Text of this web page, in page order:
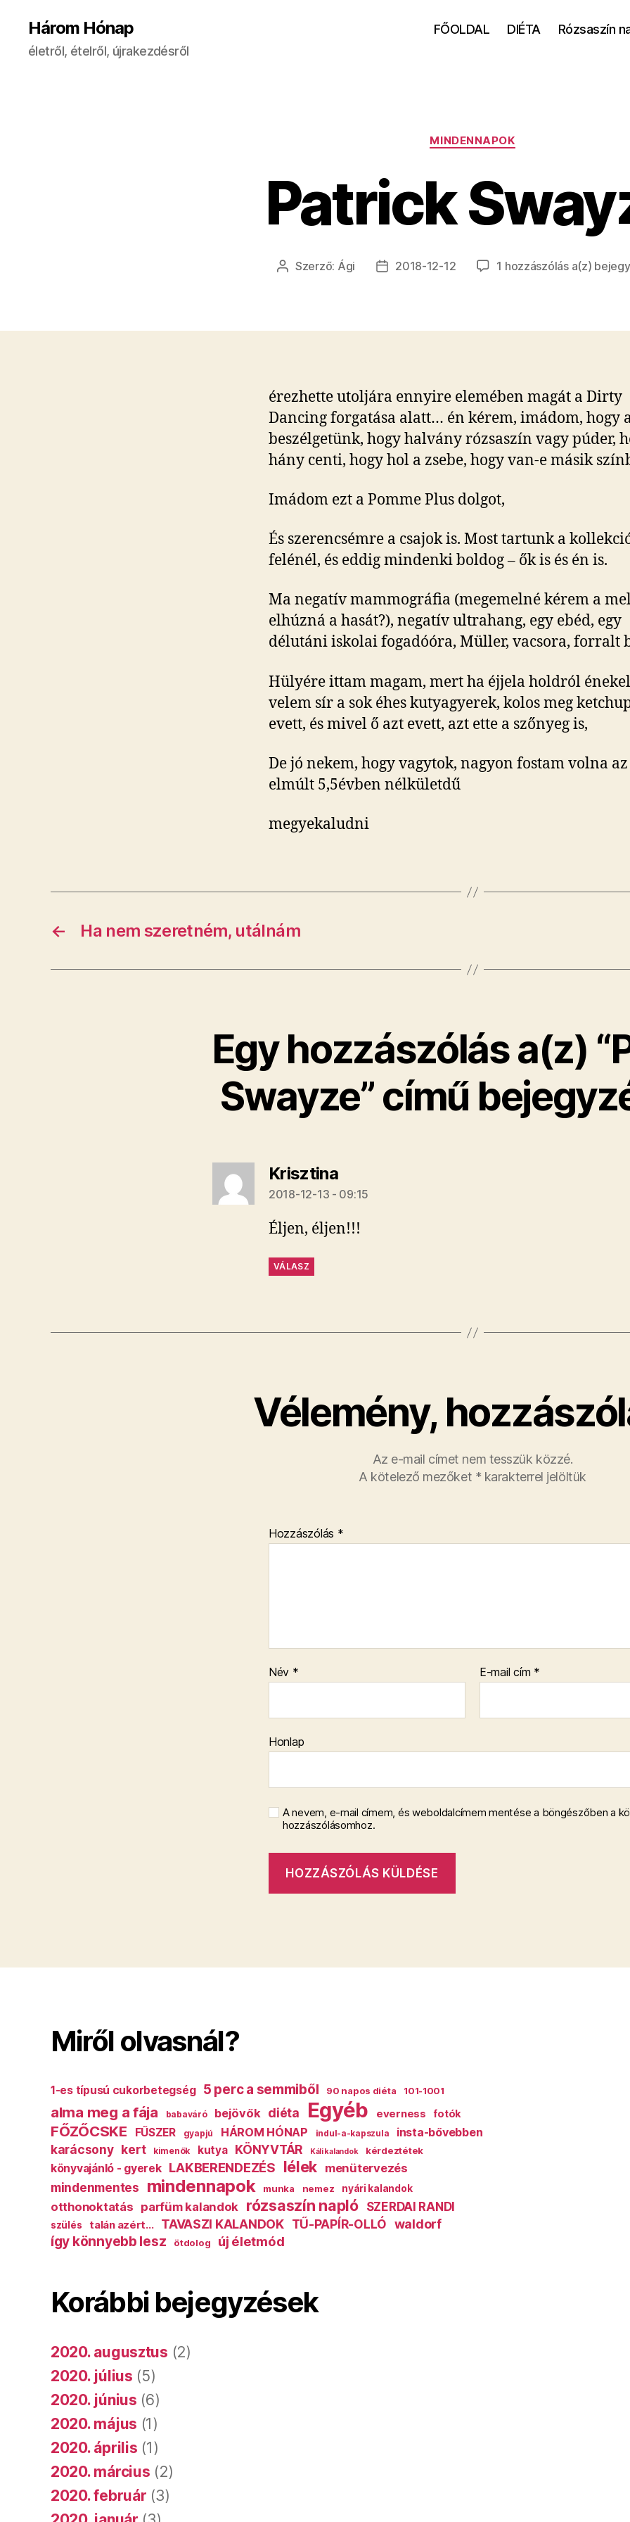
Három Hónap
életről, ételről, újrakezdésről
FŐOLDAL DIÉTA Rózsaszín
Kategóriák
MINDENNAPOK
Patrick
Bejegyzés
Szerző: Ági
Bejegyzés
2018-12-12 1 hozzászólás a(z)Patrick
érezhette utoljára ennyire elemében magát a Dirty
Dancing forgatása alatt… én kérem, imádom, hogy
beszélgetünk, hogy halvány rózsaszín vagy púder,
hány centi, hogy hol a zsebe, hogy van-e másik
Imádom ezt a Pomme Plus dolgot,
És szerencsémre a csajok is. Most tartunk a
felénél, és eddig mindenki boldog – ők is és én is.
Ma negatív mammográfia (megemelné kérem a
elhúzná a hasát?), negatív ultrahang, egy ebéd, egy
délutáni iskolai fogadóóra, Müller, vacsora, forralt
Hülyére ittam magam, mert ha éjjela holdról
velem sír a sok éhes kutyagyerek, kolos meg
evett, és mivel ő azt evett, azt ette a szőnyeg is,
De jó nekem, hogy vagytok, nagyon fostam volna az
elmúlt 5,5évben nélkületdű
megyekaludni
← Ha nem szeretném, utálnám
Egy hozzászólás a(z)
Swayze” című
Krisztinaszerint:
2018-12-13 - 09:15
Éljen, éljen!!!
VÁLASZ
Vélemény,
Az e-mail címet nem tesszük közzé.
A kötelező mezőket * karakterrel jelöltük
Hozzászólás *
Név * E-mail cím *
Honlap
A nevem, e-mail címem, és weboldalcímem mentése a böngészőben a
hozzászólásomhoz.
Miről olvasnál?
1-es típusú cukorbetegség 5 perc a semmiből 90 napos diéta 101-1001
alma meg a fája babaváró bejövők diéta Egyéb everness fotók
FŐZŐCSKE FŰSZER gyapjú HÁROM HÓNAP indul-a-kapszula insta-bővebben
karácsony kert kimenők kutya KÖNYVTÁR Káli kalandok kérdeztétek
könyvajánló - gyerek LAKBERENDEZÉS lélek menütervezés
mindenmentes mindennapok munka nemez nyári kalandok
otthonoktatás parfüm kalandok rózsaszín napló SZERDAI RANDI
szülés talán azért... TAVASZI KALANDOK TŰ-PAPÍR-OLLÓ waldorf
így könnyebb lesz ötdolog új életmód
Korábbi bejegyzések
2020. augusztus (2)
2020. július (5)
2020. június (6)
2020. május (1)
2020. április (1)
2020. március (2)
2020. február (3)